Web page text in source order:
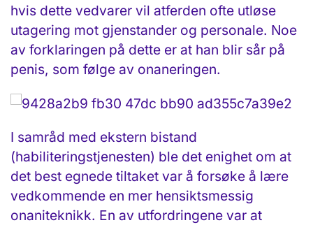
hvis dette vedvarer vil atferden ofte utløse
utagering mot gjenstander og personale. Noe
av forklaringen på dette er at han blir sår på
penis, som følge av onaneringen.
I samråd med ekstern bistand
(habiliteringstjenesten) ble det enighet om at
det best egnede tiltaket var å forsøke å lære
vedkommende en mer hensiktsmessig
onaniteknikk. En av utfordringene var at